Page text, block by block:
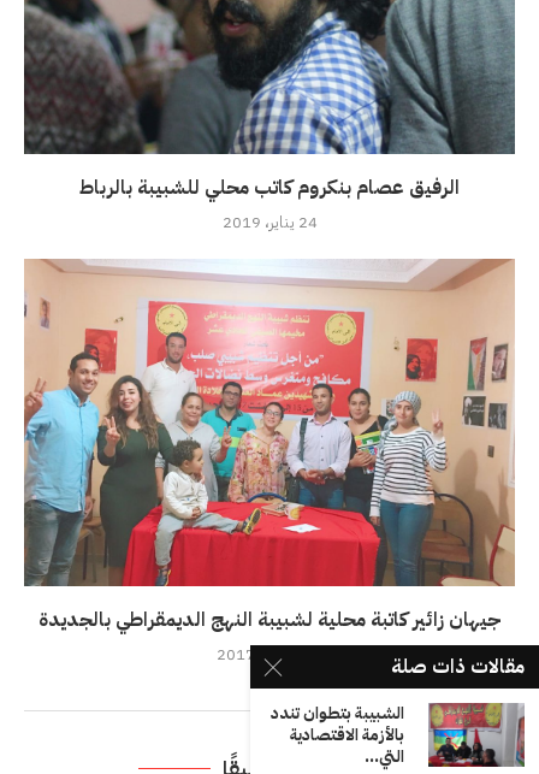
الرفيق عصام بنكروم كاتب محلي للشبيبة بالرباط
24 يناير، 2019
جيهان زائير كاتبة محلية لشبيبة النهج الديمقراطي بالجديدة
مقالات ذات صلة
الشبيبة بتطوان تندد
بالأزمة الاقتصادية
التي...